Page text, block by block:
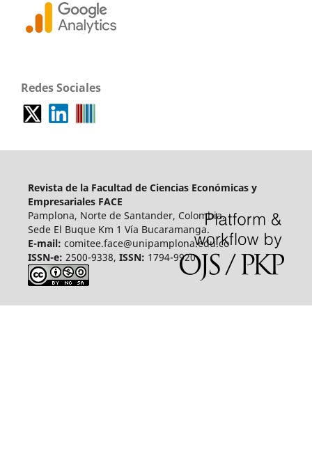
Redes Sociales
Revista de la Facultad de Ciencias Económicas y
Empresariales FACE
Pamplona, Norte de Santander, Colombia.
Sede El Buque Km 1 Vía Bucaramanga.
E-mail: comitee.face@unipamplona.edu.co
ISSN-e: 2500-9338, ISSN: 1794-9920